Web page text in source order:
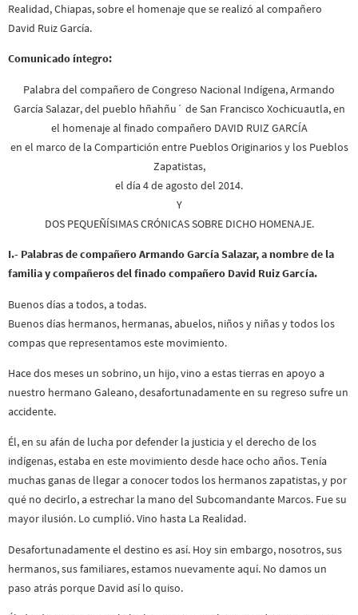
Realidad, Chiapas, sobre el homenaje que se realizó al compañero
David Ruiz García.
Comunicado íntegro:
Palabra del compañero de Congreso Nacional Indígena, Armando
García Salazar, del pueblo hñahñu´ de San Francisco Xochicuautla, en
el homenaje al finado compañero DAVID RUIZ GARCÍA
en el marco de la Compartición entre Pueblos Originarios y los Pueblos
Zapatistas,
el día 4 de agosto del 2014.
Y
DOS PEQUEÑÍSIMAS CRÓNICAS SOBRE DICHO HOMENAJE.
I.- Palabras de compañero Armando García Salazar, a nombre de la
familia y compañeros del finado compañero David Ruiz García.
Buenos días a todos, a todas.
Buenos días hermanos, hermanas, abuelos, niños y niñas y todos los
compas que representamos este movimiento.
Hace dos meses un sobrino, un hijo, vino a estas tierras en apoyo a
nuestro hermano Galeano, desafortunadamente en su regreso sufre un
accidente.
Él, en su afán de lucha por defender la justicia y el derecho de los
indígenas, estaba en este movimiento desde hace ocho años. Tenía
muchas ganas de llegar a conocer todos los hermanos zapatistas, y por
qué no decirlo, a estrechar la mano del Subcomandante Marcos. Fue su
mayor ilusión. Lo cumplió. Vino hasta La Realidad.
Desafortunadamente el destino es así. Hoy sin embargo, nosotros, sus
hermanos, sus familiares, estamos nuevamente aquí. No damos un
paso atrás porque David así lo quiso.